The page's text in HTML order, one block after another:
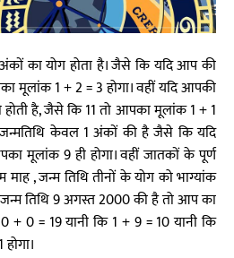
का योग होता है। जैसे कि यदि आप की
मूलांक 1 + 2 = 3 होगा। वहीं यदि आपकी
होती है, जैसे कि 11 तो आपका मूलांक 1 + 1
केवल 1 अंकों की है जैसे कि यदि
मूलांक 9 ही होगा। वहीं जातकों के पूर्ण
माह , जन्म तिथि तीनों के योग को भाग्यांक
तिथि 9 अगस्त 2000 की है तो आप का
0 = 19 यानी कि 1 + 9 = 10 यानी कि